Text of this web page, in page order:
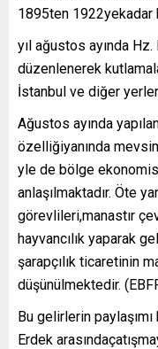
1895ten 1922yekadar
yıl ağustos ayında
düzenlenerek
İstanbul ve diğer
Ağustos ayında
özelliğiyanında
yle de bölge
anlaşılmaktadır. Öte
görevlileri,manastır
hayvancılık yaparak
şarapçılık ticaretinin
düşünülmektedir.
Bu gelirlerin
Erdek